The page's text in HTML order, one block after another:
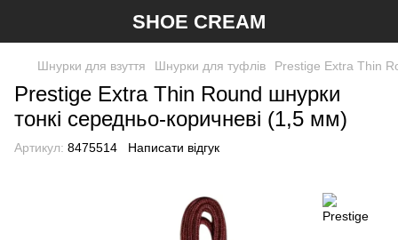
SHOE CREAM
Шнурки для взуття Шнурки для туфлів Prestige Extra Thin
Prestige Extra Thin Round шнурки
тонкі середньо-коричневі (1,5 мм)
Артикул: 8475514 Написати відгук